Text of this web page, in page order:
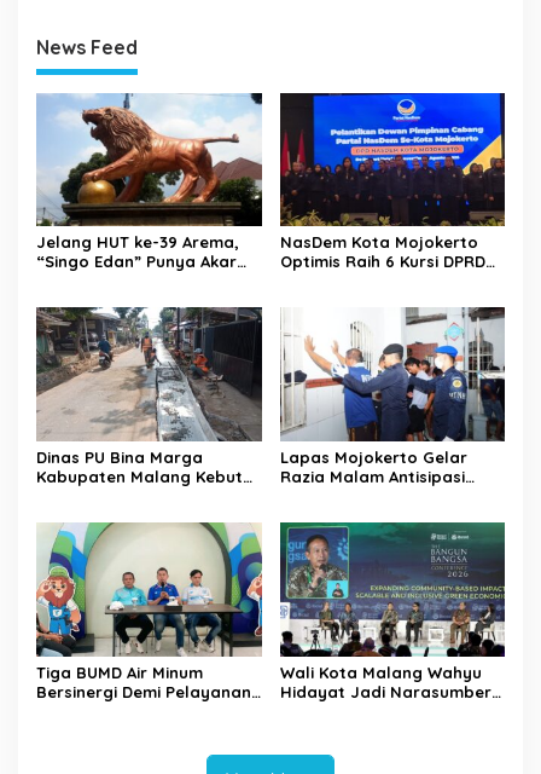
News Feed
Jelang HUT ke-39 Arema,
“Singo Edan” Punya Akar
NasDem Kota Mojokerto
Optimis Raih 6 Kursi DPRD
Dinas PU Bina Marga
Kabupaten Malang Kebut
Lapas Mojokerto Gelar
Razia Malam Antisipasi
Tiga BUMD Air Minum
Bersinergi Demi Pelayanan
Wali Kota Malang Wahyu
Hidayat Jadi Narasumber